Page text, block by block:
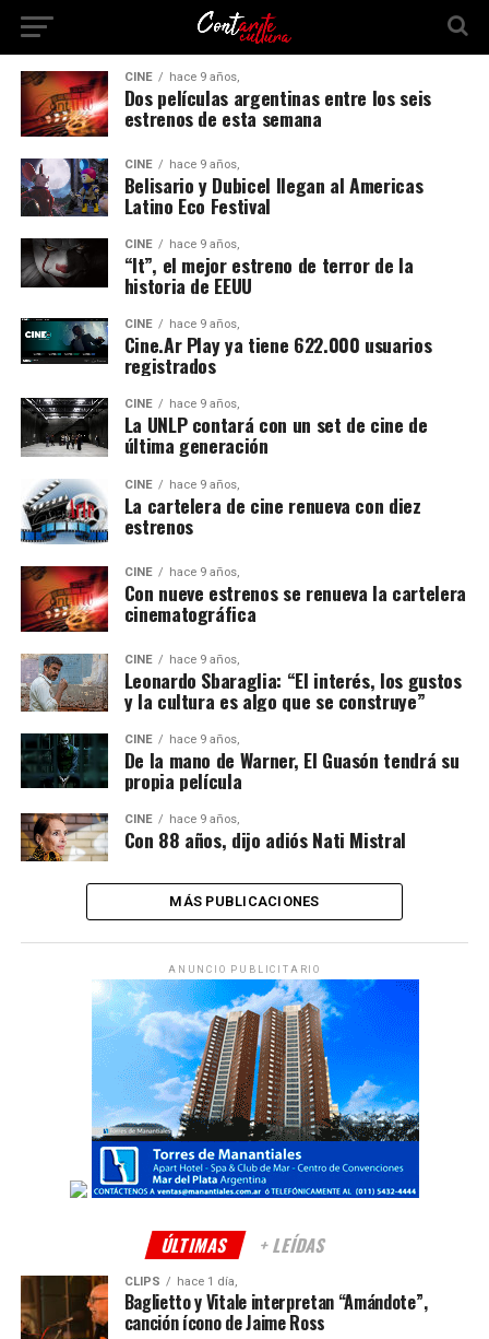
CINE hace 9 años,
Dos películas argentinas entre los seis
estrenos de esta semana
CINE hace 9 años,
Belisario y Dubicel llegan al Americas
Latino Eco Festival
CINE hace 9 años,
“It”, el mejor estreno de terror de la
historia de EEUU
CINE hace 9 años,
Cine.Ar Play ya tiene 622.000 usuarios
registrados
CINE hace 9 años,
La UNLP contará con un set de cine de
última generación
CINE hace 9 años,
La cartelera de cine renueva con diez
estrenos
CINE hace 9 años,
Con nueve estrenos se renueva la cartelera
cinematográfica
CINE hace 9 años,
Leonardo Sbaraglia: “El interés, los gustos
y la cultura es algo que se construye”
CINE hace 9 años,
De la mano de Warner, El Guasón tendrá su
propia película
CINE hace 9 años,
Con 88 años, dijo adiós Nati Mistral
MÁS PUBLICACIONES
ANUNCIO PUBLICITARIO
ÚLTIMAS + LEÍDAS
CLIPS hace 1 día,
Baglietto y Vitale interpretan “Amándote”,
canción ícono de Jaime Ross